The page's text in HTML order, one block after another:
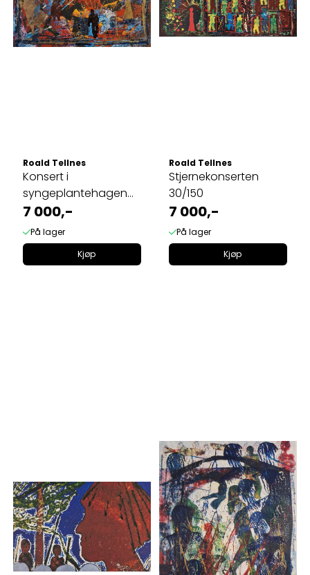
Roald Tellnes
Konsert i
syngeplantehagen
2/3
7 000,-
På lager
Kjøp
Roald Tellnes
Stjernekonserten
30/150
7 000,-
På lager
Kjøp